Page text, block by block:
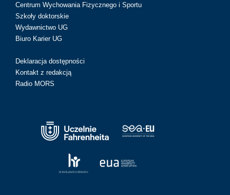
Centrum Wychowania Fizycznego i Sportu
Szkoły doktorskie
Wydawnictwo UG
Biuro Karier UG
Deklaracja dostępności
Kontakt z redakcją
Radio MORS